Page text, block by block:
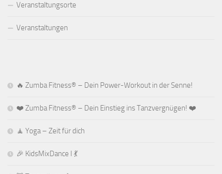
Veranstaltungsorte
Veranstaltungen
🔥 Zumba Fitness® – Dein Power-Workout in der Senne!
❤️ Zumba Fitness® – Dein Einstieg ins Tanzvergnügen! ❤️
🧘 Yoga – Zeit für dich
🎉 KidsMixDance I 💃